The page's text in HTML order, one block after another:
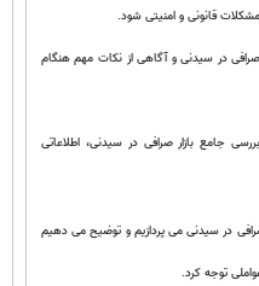
قانونی و امنیتی شود.
در سیدنی و آگاهی از نکات مهم هنگام
جامع بازار صرافی در سیدنی، اطلاعاتی
در سیدنی می پردازیم و توضیح می دهیم
توجه کرد.